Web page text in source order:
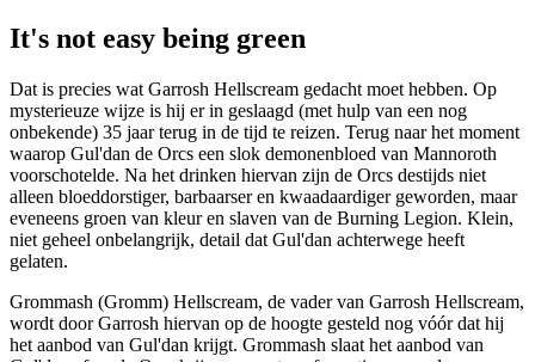
It's not easy being green
Dat is precies wat Garrosh Hellscream gedacht moet hebben. Op
mysterieuze wijze is hij er in geslaagd (met hulp van een nog
onbekende) 35 jaar terug in de tijd te reizen. Terug naar het moment
waarop Gul'dan de Orcs een slok demonenbloed van Mannoroth
voorschotelde. Na het drinken hiervan zijn de Orcs destijds niet
alleen bloeddorstiger, barbaarser en kwaadaardiger geworden, maar
eveneens groen van kleur en slaven van de Burning Legion. Klein,
niet geheel onbelangrijk, detail dat Gul'dan achterwege heeft
gelaten.
Grommash (Gromm) Hellscream, de vader van Garrosh Hellscream,
wordt door Garrosh hiervan op de hoogte gesteld nog vóór dat hij
het aanbod van Gul'dan krijgt. Grommash slaat het aanbod van